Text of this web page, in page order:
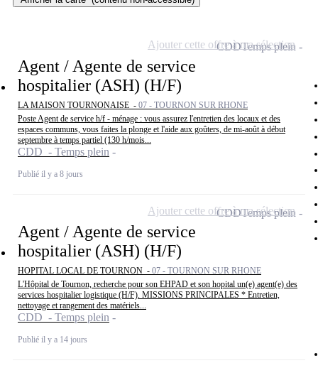
Agent / Agente de service
hospitalier (ASH) (H/F)
LA MAISON TOURNONAISE - 07 - TOURNON SUR RHONE
Poste Agent de service h/f - ménage : vous assurez l'entretien des locaux et des
espaces communs, vous faites la plonge et l'aide aux goûters, de mi-août à début
septembre à temps partiel (130 h/mois...
CDD - Temps plein
Publié il y a 8 jours
CDDTemps plein
Ajouter cette offre à ma sélection
Agent / Agente de service
hospitalier (ASH) (H/F)
HOPITAL LOCAL DE TOURNON - 07 - TOURNON SUR RHONE
L'Hôpital de Tournon, recherche pour son EHPAD et son hopital un(e) agent(e) des
services hospitalier logistique (H/F). MISSIONS PRINCIPALES * Entretien,
nettoyage et rangement des matériels...
CDD - Temps plein
Publié il y a 14 jours
CDDTemps plein
Ajouter cette offre à ma sélection